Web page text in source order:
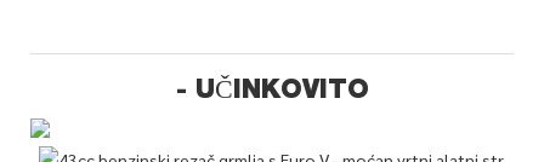
- UČINKOVITO